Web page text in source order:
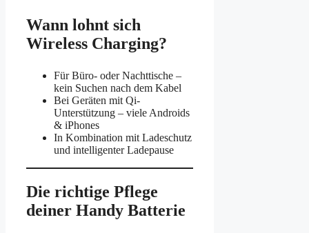
Wann lohnt sich
Wireless Charging?
Für Büro- oder Nachttische –
kein Suchen nach dem Kabel
Bei Geräten mit Qi-
Unterstützung – viele Androids
& iPhones
In Kombination mit Ladeschutz
und intelligenter Ladepause
Die richtige Pflege
deiner Handy Batterie